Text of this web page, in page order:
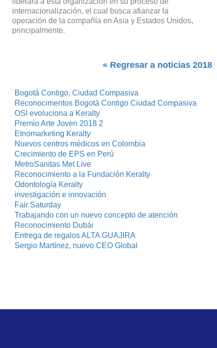
internacionalización, el cual busca afianzar la
operación de la compañía en Asia y Estados Unidos,
principalmente.
« Regresar a noticias 2018
Bogotá Contigo, Ciudad Compasiva
Reconocimentos Bogotá Contigo Ciudad Compasiva
OSI evoluciona a Keralty
Premio Arte Joven 2018 2
Etnomarketing Keralty
Nuevos centros médicos en Colombia
Crecimiento de EPS en Perú
MetroSanitas Met Live
Reconocimiento a la Fundación Keralty
Odontología Keralty
investigación e innovación
Fair Saturday
Trabajando con un nuevo concepto de atención
Reconocimiento Dubái
Entrega de regalos ALTA GUAJIRA
Sergio Martínez, nuevo CEO Global